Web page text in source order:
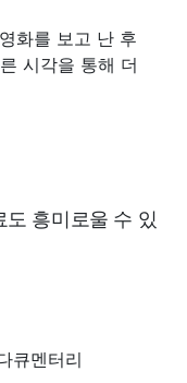
화를 보고 난 후
시각을 통해 더
흥미로울 수 있
큐멘터리